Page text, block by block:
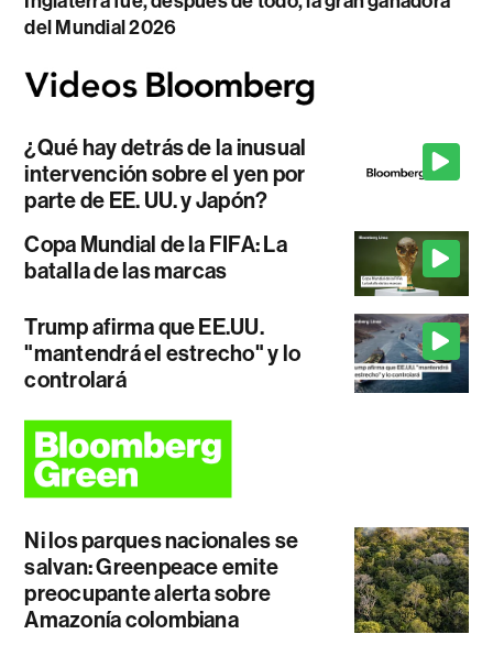
del Mundial 2026
¿Qué hay detrás de la inusual
intervención sobre el yen por
parte de EE. UU. y Japón?
Copa Mundial de la FIFA: La
batalla de las marcas
Trump afirma que EE.UU.
"mantendrá el estrecho" y lo
controlará
Ni los parques nacionales se
salvan: Greenpeace emite
preocupante alerta sobre
Amazonía colombiana